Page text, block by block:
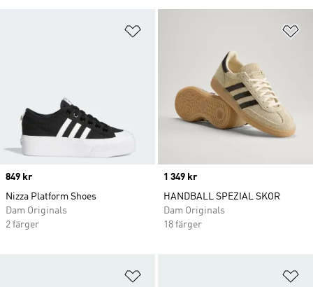
Price
849 kr
Nizza Platform Shoes
Dam Originals
2 färger
Price
1 349 kr
HANDBALL SPEZIAL SKOR
Dam Originals
18 färger